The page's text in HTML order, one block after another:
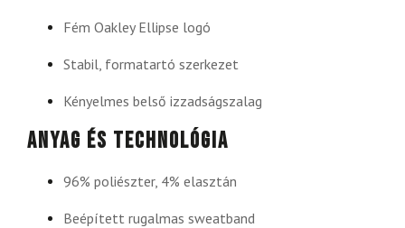
Fém Oakley Ellipse logó
Stabil, formatartó szerkezet
Kényelmes belső izzadságszalag
Anyag és technológia
96% poliészter, 4% elasztán
Beépített rugalmas sweatband